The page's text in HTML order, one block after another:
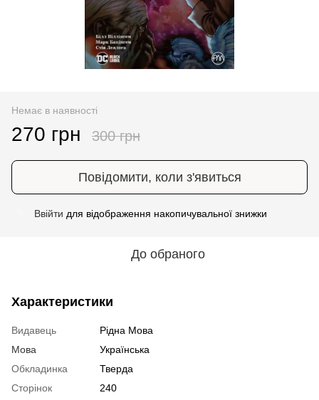
Немає в наявності
270 грн 300 грн
Повідомити, коли з'явиться
Ввійти для відображення накопичувальної знижки
До обраного
Характеристики
Видавець
Рідна Мова
Мова
Українська
Обкладинка
Тверда
Сторінок
240